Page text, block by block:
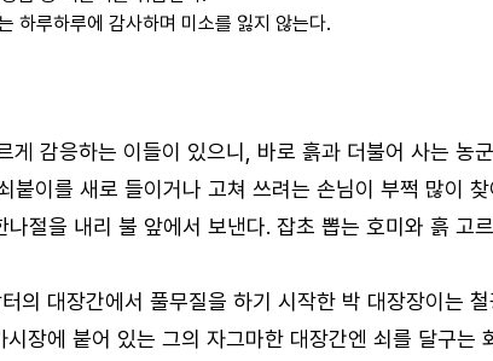
하루하루에 감사하며 미소를 잃지 않는다.
감응하는 이들이 있으니, 바로 흙과 더불어 사는 농
이를 새로 들이거나 고쳐 쓰려는 손님이 부쩍 많이
절을 내리 불 앞에서 보낸다. 잡초 뽑는 호미와 흙 고
대장간에서 풀무질을 하기 시작한 박 대장장이는
에 붙어 있는 그의 자그마한 대장간엔 쇠를 달구는